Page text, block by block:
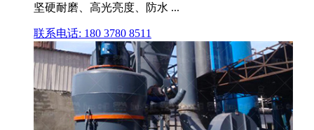
坚硬耐磨、高光亮度、防水 ...
联系电话: 180 3780 8511